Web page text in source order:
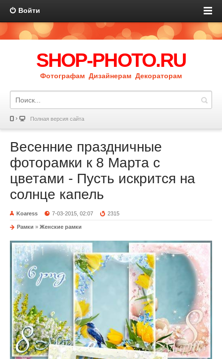
Войти
SHOP-PHOTO.RU
Фотографам Дизайнерам Декораторам
Полная версия сайта
Весенние праздничные
фоторамки к 8 Марта с
цветами - Пусть искрится на
солнце капель
Koaress 7-03-2015, 02:07 2315
Рамки » Женские рамки